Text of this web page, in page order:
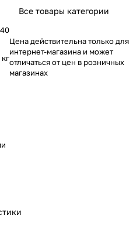
Все товары категории
Цена действительна только для
интернет-магазина и может
отличаться от цен в розничных
магазинах